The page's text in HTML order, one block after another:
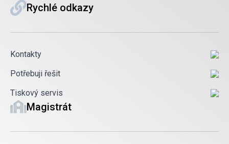
Rychlé odkazy
Kontakty
Potřebuji řešit
Tiskový servis
Magistrát